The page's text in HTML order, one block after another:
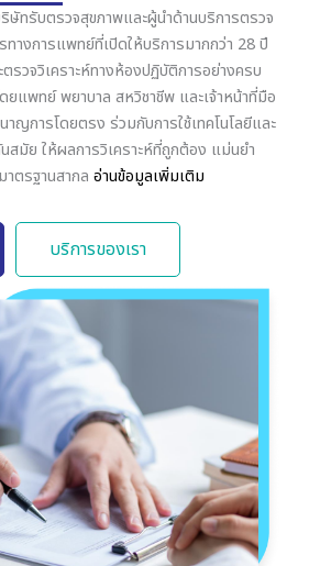
ทรับตรวจสุขภาพและผู้นำด้านบริการตรวจ
ทางการแพทย์ที่เปิดให้บริการมากกว่า 28 ปี
รวจวิเคราะห์ทางห้องปฏิบัติการอย่างครบ
ยแพทย์ พยาบาล สหวิชาชีพ และเจ้าหน้าที่มือ
ญการโดยตรง ร่วมกับการใช้เทคโนโลยีและ
มัย ให้ผลการวิเคราะห์ที่ถูกต้อง แม่นยำ
ตรฐานสากล อ่านข้อมูลเพิ่มเติม
บริการของเรา